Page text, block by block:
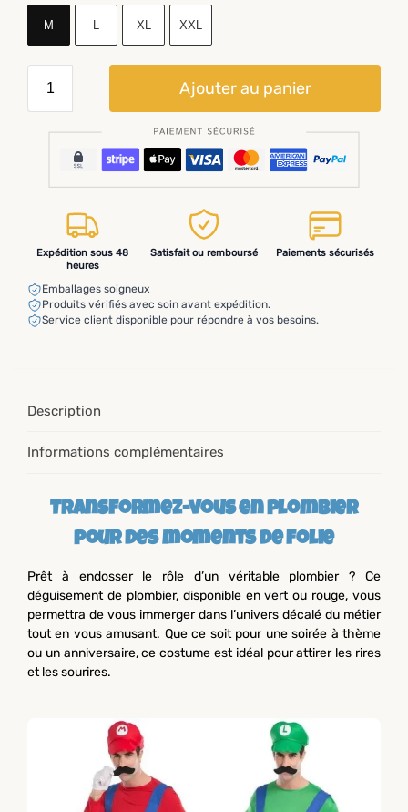
M XL XXL
Ajouter au panier
Expédition sous 48
heures
Satisfait ou remboursé Paiements sécurisés
Emballages soigneux
Produits vérifiés avec soin avant expédition.
Service client disponible pour répondre à vos besoins.
Description
Informations complémentaires
Transformez-vous en plombier
pour des moments de folie
Prêt à endosser le rôle d’un véritable plombier ? Ce
déguisement de plombier, disponible en vert ou rouge, vous
permettra de vous immerger dans l’univers décalé du métier
tout en vous amusant. Que ce soit pour une soirée à thème
ou un anniversaire, ce costume est idéal pour attirer les rires
et les sourires.